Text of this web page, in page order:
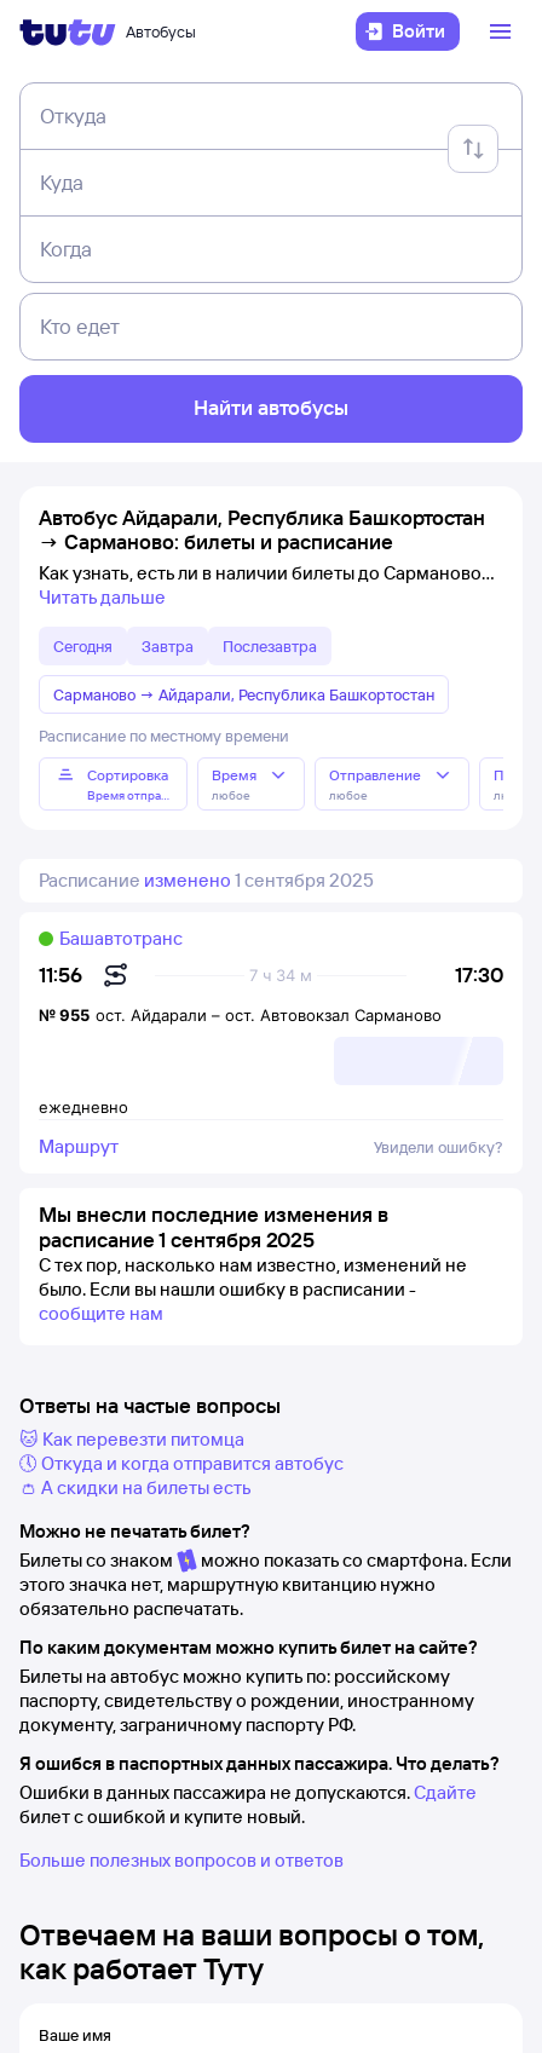
Автобусы Войти
Откуда
Куда
Когда
Кто едет
Найти автобусы
Автобус Айдарали, Республика Башкортостан
→ Сарманово: билеты и расписание
Как узнать, есть ли в наличии билеты до Сарманово
Читать дальше
Сегодня Завтра Послезавтра
Сарманово → Айдарали, Республика Башкортостан
Расписание по местному времени
Сортировка
Время отправления
Время
любое
Отправление
любое любое
Расписание изменено 1 сентября 2025
11:56 17:30
7 ч 34 м
Башавтотранс
ежедневно
№955 ост. Айдарали – ост. Автовокзал Сарманово
Маршрут Увидели ошибку?
Мы внесли последние изменения в
расписание 1 сентября 2025
С тех пор, насколько нам известно, изменений не
было. Если вы нашли ошибку в расписании -
сообщите нам
Ответы на частые вопросы
🐱 Как перевезти питомца
🕔 Откуда и когда отправится автобус
👛 А скидки на билеты есть
Можно не печатать билет?
Билеты со знаком
можно показать со смартфона. Если
этого значка нет, маршрутную квитанцию нужно
обязательно распечатать.
По каким документам можно купить билет на сайте?
Билеты на автобус можно купить по: российскому
паспорту, свидетельству о рождении, иностранному
документу, заграничному паспорту РФ.
Я ошибся в паспортных данных пассажира. Что делать?
Ошибки в данных пассажира не допускаются.Сдайте
билет с ошибкой и купите новый.
Больше полезных вопросов и ответов
Отвечаем на ваши вопросы о том,
как работает Туту
Ваше имя